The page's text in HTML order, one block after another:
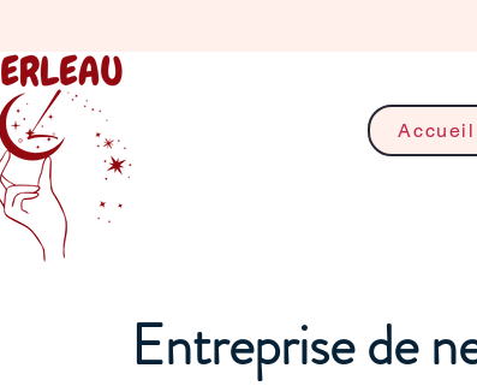
Accueil
Entreprise de